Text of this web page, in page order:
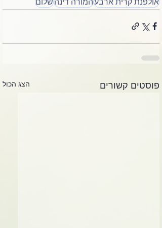
פוסטים קשורים הצג הכול